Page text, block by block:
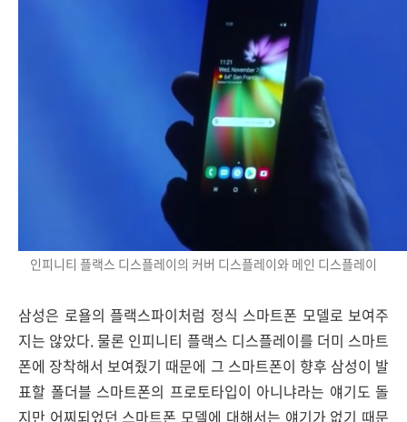
인피니티 플랙스 디스플레이의 커버 디스플레이와 메인 디스플레이
삼성은 로욜의 플랙스파이처럼 정식 스마트폰 모델로 보여주
지는 않았다. 물론 인피니티 플랙스 디스플레이를 더미 스마트
폰에 장착해서 보여줬기 때문에 그 스마트폰이 향후 삼성이 발
표할 폴더블 스마트폰의 프로토타입이 아니냐라는 얘기도 돌
지만 어찌되었던 스마트폰 모델에 대해서는 얘기가 없기 때문